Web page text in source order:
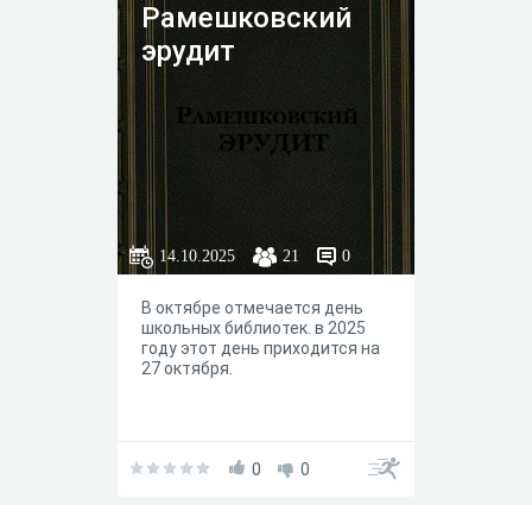
Рамешковский
эрудит
14.10.2025 21 0
В октябре отмечается день
школьных библиотек. в 2025
году этот день приходится на
27 октября.
0 0